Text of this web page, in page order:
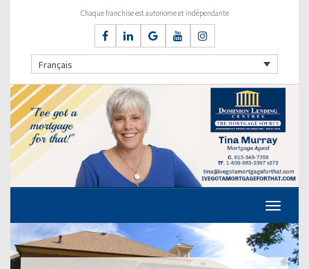
Chaque franchise est autonome et indépendante
Français